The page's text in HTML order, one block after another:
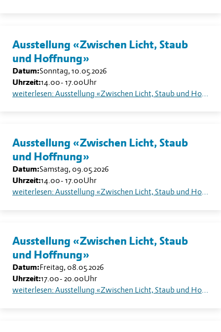
Ausstellung «Zwischen Licht, Staub
und Hoffnung»
Datum:Sonntag, 10.05.2026
Uhrzeit:14.00- 17.00Uhr
weiterlesen: Ausstellung «Zwischen Licht, Staub und Hoffnung»
Ausstellung «Zwischen Licht, Staub
und Hoffnung»
Datum:Samstag, 09.05.2026
Uhrzeit:14.00- 17.00Uhr
weiterlesen: Ausstellung «Zwischen Licht, Staub und Hoffnung»
Ausstellung «Zwischen Licht, Staub
und Hoffnung»
Datum:Freitag, 08.05.2026
Uhrzeit:17.00- 20.00Uhr
weiterlesen: Ausstellung «Zwischen Licht, Staub und Hoffnung»